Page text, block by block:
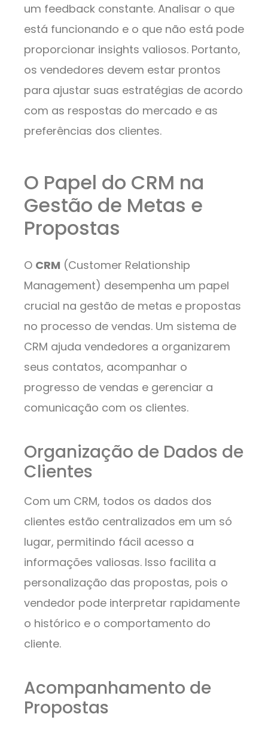
um feedback constante. Analisar o que
está funcionando e o que não está pode
proporcionar insights valiosos. Portanto,
os vendedores devem estar prontos
para ajustar suas estratégias de acordo
com as respostas do mercado e as
preferências dos clientes.
O Papel do CRM na
Gestão de Metas e
Propostas
O CRM (Customer Relationship
Management) desempenha um papel
crucial na gestão de metas e propostas
no processo de vendas. Um sistema de
CRM ajuda vendedores a organizarem
seus contatos, acompanhar o
progresso de vendas e gerenciar a
comunicação com os clientes.
Organização de Dados de
Clientes
Com um CRM, todos os dados dos
clientes estão centralizados em um só
lugar, permitindo fácil acesso a
informações valiosas. Isso facilita a
personalização das propostas, pois o
vendedor pode interpretar rapidamente
o histórico e o comportamento do
cliente.
Acompanhamento de
Propostas